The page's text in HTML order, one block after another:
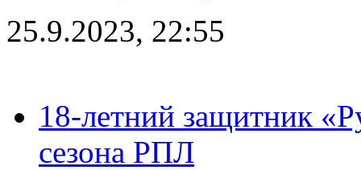
25.9.2023, 22:55
18-летний защитник
сезона РПЛ